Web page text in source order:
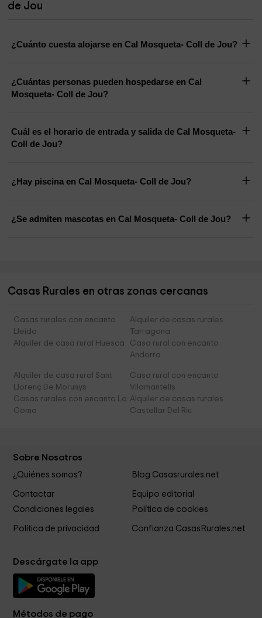
de Jou
¿Cuánto cuesta alojarse en Cal Mosqueta- Coll de Jou?
¿Cuántas personas pueden hospedarse en Cal
Mosqueta- Coll de Jou?
Cuál es el horario de entrada y salida de Cal Mosqueta-
Coll de Jou?
¿Hay piscina en Cal Mosqueta- Coll de Jou?
¿Se admiten mascotas en Cal Mosqueta- Coll de Jou?
Casas Rurales en otras zonas cercanas
Casas rurales con encanto
Lleida
Alquiler de casas rurales
Tarragona
Alquiler de casa rural Huesca
Casa rural con encanto
Andorra
Alquiler de casa rural Sant
Llorenç De Morunys
Casa rural con encanto
Vilamantells
Casas rurales con encanto La
Coma
Alquiler de casas rurales
Castellar Del Riu
Sobre Nosotros
¿Quiénes somos? Blog Casasrurales.net
Contactar
Equipo editorial
Condiciones legales
Política de cookies
Política de privacidad Confianza CasasRurales.net
Descárgate la app
Métodos de pago